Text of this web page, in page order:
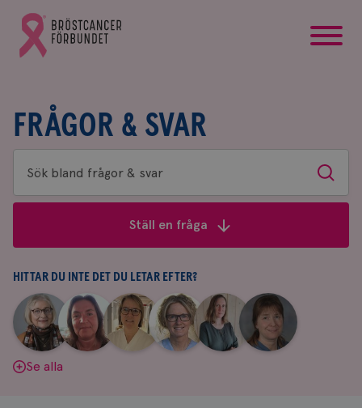
Gå
till
Bröstcancerförbundets
FRÅGOR & SVAR
Sök
bland
&
svar
Sök
Ställ en fråga
HITTAR DU INTE DET DU LETAR EFTER?
Aina
Johnsson
|
Anne
Andersson
Fredrika
Killander
|
Jeanette
Bäcklund
|
Maria
Edegran
|
Yvette
Andersson
Se alla